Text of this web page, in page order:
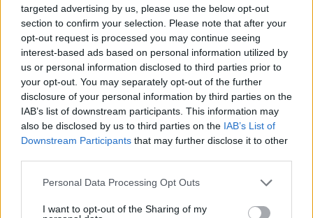
targeted advertising by us, please use the below opt-out
section to confirm your selection. Please note that after your
opt-out request is processed you may continue seeing
interest-based ads based on personal information utilized by
us or personal information disclosed to third parties prior to
your opt-out. You may separately opt-out of the further
disclosure of your personal information by third parties on the
IAB’s list of downstream participants. This information may
also be disclosed by us to third parties on the IAB’s List of
Downstream Participants that may further disclose it to other
Personal Data Processing Opt Outs
I want to opt-out of the Sharing of my
Portfolio
2023. június 17. 20:25
A dán megbízott védelmi miniszter F-16-osokat
küldene Ukrajnának és azt is javasolta, hogy
országában szervezzék meg az ukrán pilóták
kiképzését - írja az Ukrainska Pravda.
A dán hatóságok készek F-16-os vadászgépeket küldeni
Ukrajnába, azonban erre csak akkor kerül sor, ha az
Egyesült Államok, amelynek az engedélye elengedhetetlen
Jobban, mint valaha, ha meg akarják nyerni a harcot. Ez a